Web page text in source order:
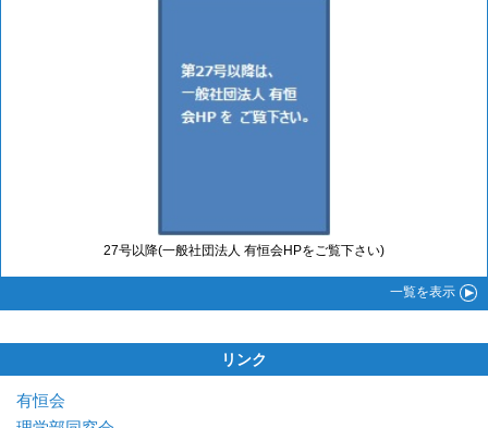
27号以降(一般社団法人 有恒会HPをご覧下さい)
一覧を表示
リンク
有恒会